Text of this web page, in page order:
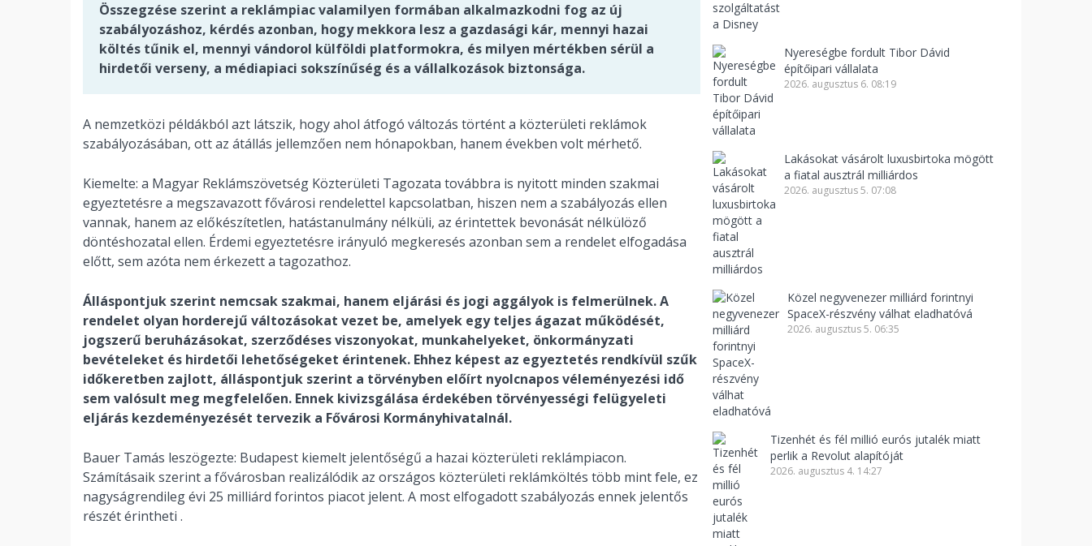
Összegzése szerint a reklámpiac valamilyen formában alkalmazkodni fog az új
szabályozáshoz, kérdés azonban, hogy mekkora lesz a gazdasági kár, mennyi hazai
költés tűnik el, mennyi vándorol külföldi platformokra, és milyen mértékben sérül a
hirdetői verseny, a médiapiaci sokszínűség és a vállalkozások biztonsága.
A nemzetközi példákból azt látszik, hogy ahol átfogó változás történt a közterületi reklámok
szabályozásában, ott az átállás jellemzően nem hónapokban, hanem években volt mérhető.
Kiemelte: a Magyar Reklámszövetség Közterületi Tagozata továbbra is nyitott minden szakmai
egyeztetésre a megszavazott fővárosi rendelettel kapcsolatban, hiszen nem a szabályozás ellen
vannak, hanem az előkészítetlen, hatástanulmány nélküli, az érintettek bevonását nélkülöző
döntéshozatal ellen. Érdemi egyeztetésre irányuló megkeresés azonban sem a rendelet elfogadása
előtt, sem azóta nem érkezett a tagozathoz.
Álláspontjuk szerint nemcsak szakmai, hanem eljárási és jogi aggályok is felmerülnek. A
rendelet olyan horderejű változásokat vezet be, amelyek egy teljes ágazat működését,
jogszerű beruházásokat, szerződéses viszonyokat, munkahelyeket, önkormányzati
bevételeket és hirdetői lehetőségeket érintenek. Ehhez képest az egyeztetés rendkívül szűk
időkeretben zajlott, álláspontjuk szerint a törvényben előírt nyolcnapos véleményezési idő
sem valósult meg megfelelően. Ennek kivizsgálása érdekében törvényességi felügyeleti
eljárás kezdeményezését tervezik a Fővárosi Kormányhivatalnál.
Bauer Tamás leszögezte: Budapest kiemelt jelentőségű a hazai közterületi reklámpiacon.
Számításaik szerint a fővárosban realizálódik az országos közterületi reklámköltés több mint fele, ez
nagyságrendileg évi 25 milliárd forintos piacot jelent. A most elfogadott szabályozás ennek jelentős
részét érintheti .
Nyereségbe fordult Tibor Dávid
építőipari vállalata
2026. augusztus 6. 08:19
Lakásokat vásárolt luxusbirtoka mögött
a fiatal ausztrál milliárdos
2026. augusztus 5. 07:08
Közel negyvenezer milliárd forintnyi
SpaceX-részvény válhat eladhatóvá
2026. augusztus 5. 06:35
Tizenhét és fél millió eurós jutalék miatt
perlik a Revolut alapítóját
2026. augusztus 4. 14:27